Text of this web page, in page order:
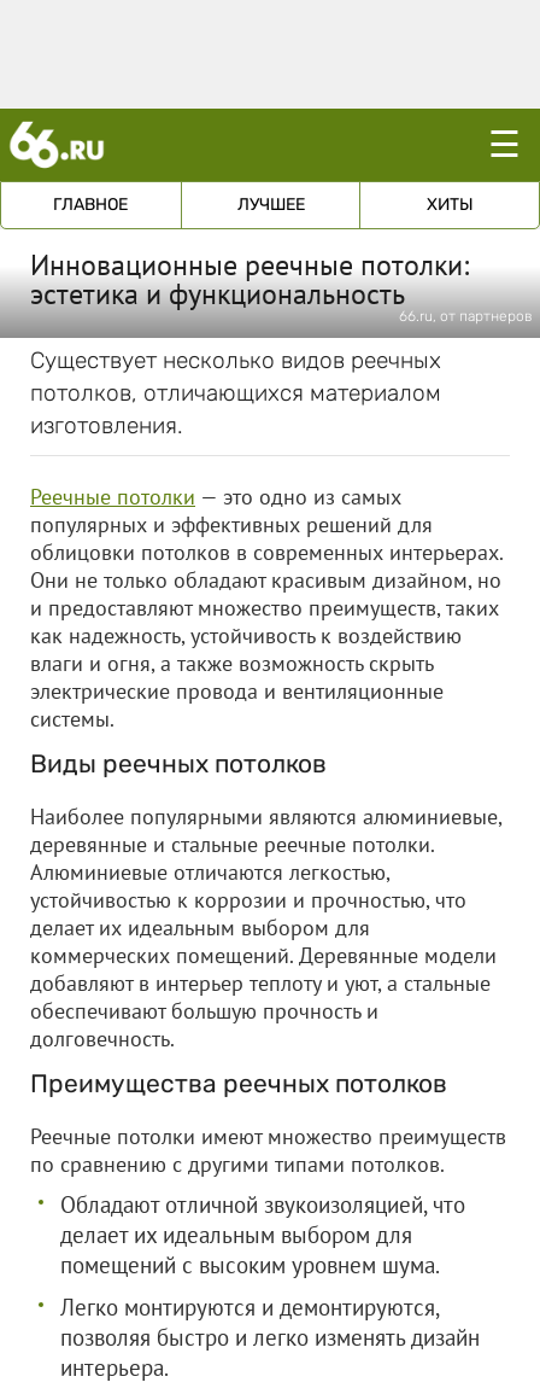
☰
ГЛАВНОЕ ЛУЧШЕЕ ХИТЫ
Инновационные реечные потолки:
эстетика и функциональность
66.ru, от партнеров
Существует несколько видов реечных
потолков, отличающихся материалом
изготовления.
Реечные потолки — это одно из самых
популярных и эффективных решений для
облицовки потолков в современных интерьерах.
Они не только обладают красивым дизайном, но
и предоставляют множество преимуществ, таких
как надежность, устойчивость к воздействию
влаги и огня, а также возможность скрыть
электрические провода и вентиляционные
системы.
Виды реечных потолков
Наиболее популярными являются алюминиевые,
деревянные и стальные реечные потолки.
Алюминиевые отличаются легкостью,
устойчивостью к коррозии и прочностью, что
делает их идеальным выбором для
коммерческих помещений. Деревянные модели
добавляют в интерьер теплоту и уют, а стальные
обеспечивают большую прочность и
долговечность.
Преимущества реечных потолков
Реечные потолки имеют множество преимуществ
по сравнению с другими типами потолков.
Обладают отличной звукоизоляцией, что
делает их идеальным выбором для
помещений с высоким уровнем шума.
Легко монтируются и демонтируются,
позволяя быстро и легко изменять дизайн
интерьера.